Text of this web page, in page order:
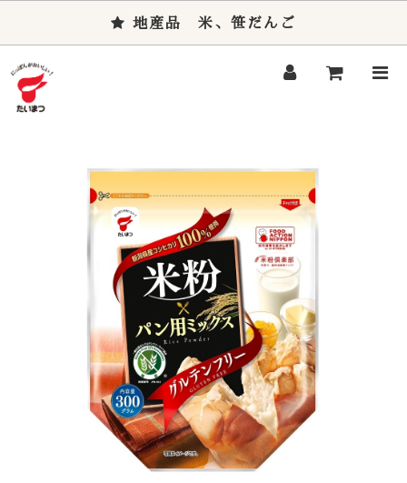
地産品 米、笹だんご